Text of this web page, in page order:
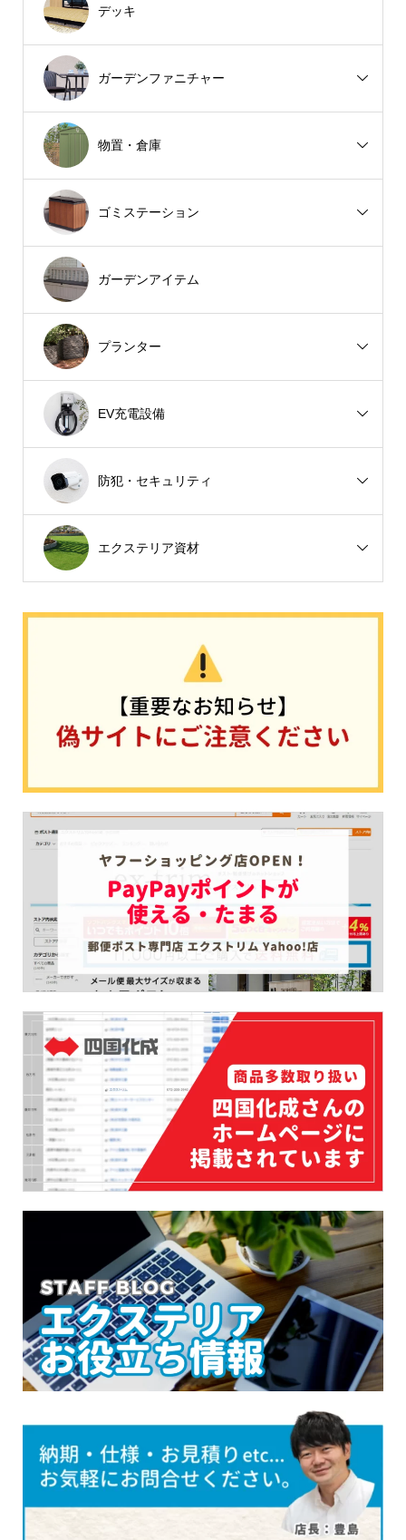
デッキ
ガーデンファニチャー
物置・倉庫
ゴミステーション
ガーデンアイテム
プランター
EV充電設備
防犯・セキュリティ
エクステリア資材